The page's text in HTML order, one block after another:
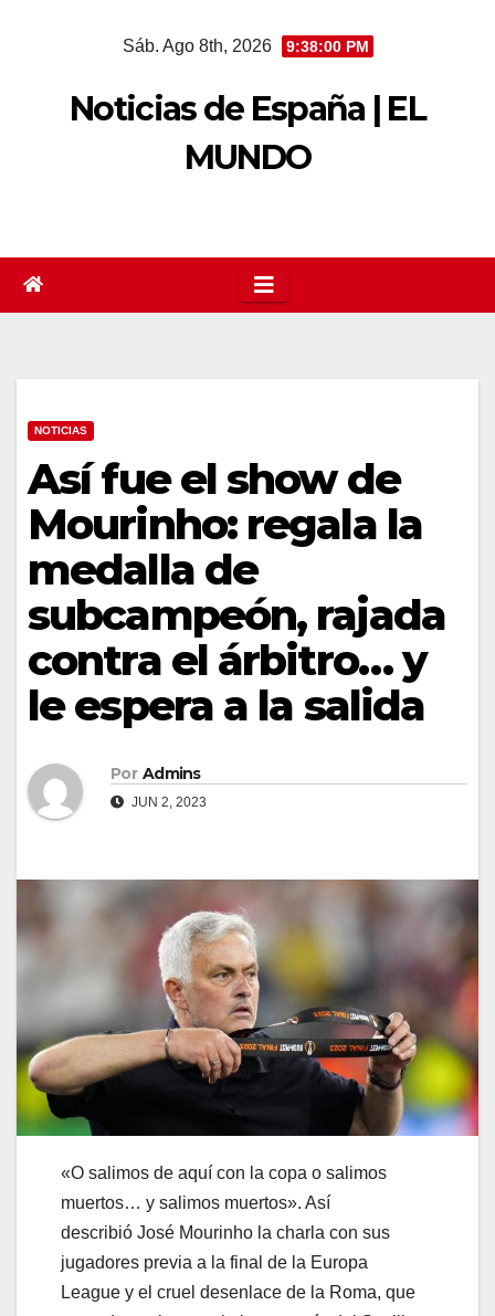
Sáb. Ago 8th, 2026 9:38:01 PM
Noticias de España | EL
MUNDO
NOTICIAS
Así fue el show de
Mourinho: regala la
medalla de
subcampeón, rajada
contra el árbitro… y
le espera a la salida
Por Admins
JUN 2, 2023
«O salimos de aquí con la copa o salimos
muertos… y salimos muertos». Así
describió José Mourinho la charla con sus
jugadores previa a la final de la Europa
League y el cruel desenlace de la Roma, que